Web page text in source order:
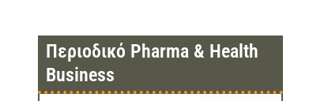
Περιοδικό Pharma & Health
Business